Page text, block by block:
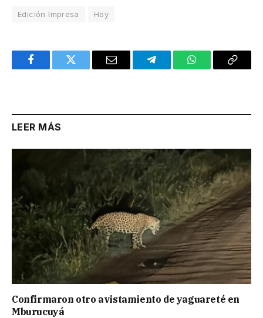
Edición Impresa Hoy
FacebookTwitter Email TelegramWhatsAppCopy
LEER MÁS
Confirmaron otro avistamiento de yaguareté en
Mburucuyá